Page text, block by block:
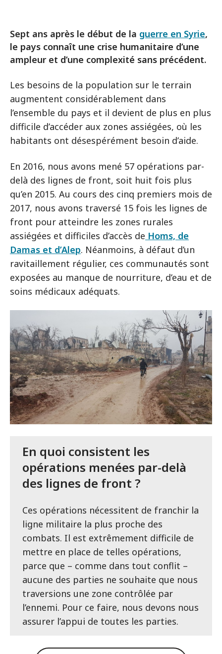
Sept ans après le début de la guerre en Syrie,
le pays connaît une crise humanitaire d’une
ampleur et d’une complexité sans précédent.
Les besoins de la population sur le terrain
augmentent considérablement dans
l’ensemble du pays et il devient de plus en plus
difficile d’accéder aux zones assiégées, où les
habitants ont désespérément besoin d’aide.
En 2016, nous avons mené 57 opérations par-
delà des lignes de front, soit huit fois plus
qu’en 2015. Au cours des cinq premiers mois de
2017, nous avons traversé 15 fois les lignes de
front pour atteindre les zones rurales
assiégées et difficiles d’accès de Homs, de
Damas et d’Alep. Néanmoins, à défaut d’un
ravitaillement régulier, ces communautés sont
exposées au manque de nourriture, d’eau et de
soins médicaux adéquats.
En quoi consistent les
opérations menées par-delà
des lignes de front ?
Ces opérations nécessitent de franchir la
ligne militaire la plus proche des
combats. Il est extrêmement difficile de
mettre en place de telles opérations,
parce que – comme dans tout conflit –
aucune des parties ne souhaite que nous
traversions une zone contrôlée par
l’ennemi. Pour ce faire, nous devons nous
assurer l’appui de toutes les parties.